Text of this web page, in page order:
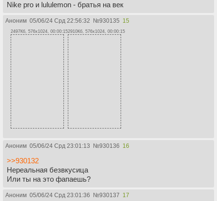
Nike pro и lululemon - братья на век
Аноним 05/06/24 Срд 22:56:32 №930135 15
2497Кб, 576x1024, 00:00:152910Кб, 576x1024, 00:00:15
Аноним 05/06/24 Срд 23:01:13 №930136 16
>>930132
Нереальная безвкусица
Или ты на это фапаешь?
Аноним 05/06/24 Срд 23:01:36 №930137 17